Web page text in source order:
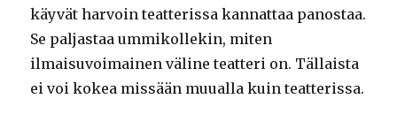
käyvät harvoin teatterissa kannattaa panostaa.
Se paljastaa ummikollekin, miten
ilmaisuvoimainen väline teatteri on. Tällaista
ei voi kokea missään muualla kuin teatterissa.